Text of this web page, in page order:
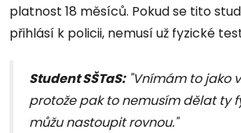
platnost 18 měsíců. Pokud se tito
přihlásí k policii, nemusí už fyzické
Student SŠTaS:"Vnímám to jako
protože pak to nemusím dělat ty
můžu nastoupit rovnou."